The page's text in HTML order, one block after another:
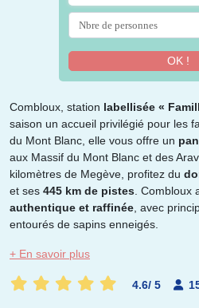
OK !
Combloux, station labellisée «
saison un accueil privilégié pour les
du Mont Blanc, elle vous offre un
aux Massif du Mont Blanc et des
kilomètres de Megève, profitez du
et ses 445 km de pistes .
authentique et raffinée , avec
entourés de sapins enneigés.
+ En savoir plus
4.6/ 5